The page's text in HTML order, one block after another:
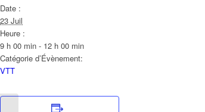
Date :
23 Juil
Heure :
9 h 00 min - 12 h 00 min
Catégorie d’Évènement:
VTT